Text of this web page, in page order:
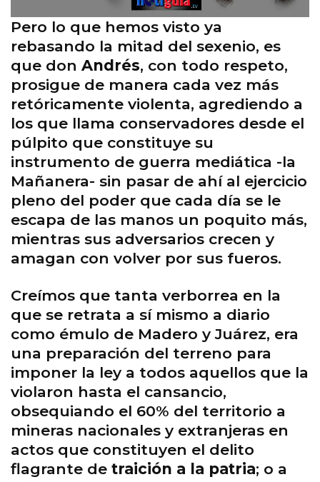
Pero lo que hemos visto ya
rebasando la mitad del sexenio, es
que don Andrés, con todo respeto,
prosigue de manera cada vez más
retóricamente violenta, agrediendo a
los que llama conservadores desde el
púlpito que constituye su
instrumento de guerra mediática -la
Mañanera- sin pasar de ahí al ejercicio
pleno del poder que cada día se le
escapa de las manos un poquito más,
mientras sus adversarios crecen y
amagan con volver por sus fueros.
Creímos que tanta verborrea en la
que se retrata a sí mismo a diario
como émulo de Madero y Juárez, era
una preparación del terreno para
imponer la ley a todos aquellos que la
violaron hasta el cansancio,
obsequiando el 60% del territorio a
mineras nacionales y extranjeras en
actos que constituyen el delito
flagrante de traición a la patria; o a